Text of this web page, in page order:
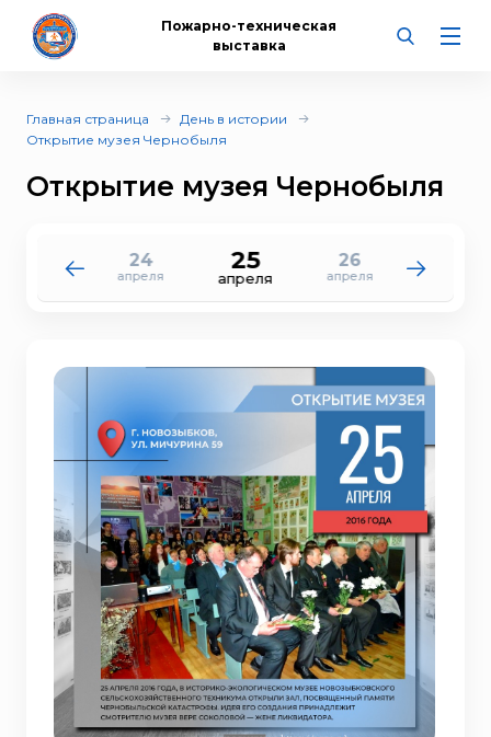
Пожарно-техническая
выставка
Главная страница
День в истории
Открытие музея Чернобыля
Открытие музея Чернобыля
24
апреля
25
апреля
26
апреля